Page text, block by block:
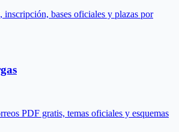
inscripción, bases oficiales y plazas por
PDF gratis, temas oficiales y esquemas